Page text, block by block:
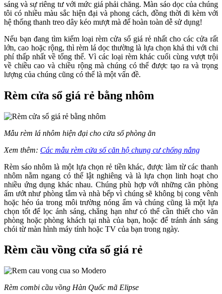
sáng và sự riêng tư với mức giá phải chăng. Màn sáo dọc của chúng
tôi có nhiều màu sắc hiện đại và phong cách, đồng thời đi kèm với
hệ thống thanh treo dây kéo mượt mà để hoàn toàn dễ sử dụng!
Nếu bạn đang tìm kiếm loại rèm cửa sổ giá rẻ nhất cho các cửa rất
lớn, cao hoặc rộng, thì rèm lá dọc thường là lựa chọn khả thi với chi
phí thấp nhất về tổng thể. Vì các loại rèm khác cuối cùng vượt trội
về chiều cao và chiều rộng mà chúng có thể được tạo ra và trọng
lượng của chúng cũng có thể là một vấn đề.
Rèm cửa sổ giá rẻ bằng nhôm
Mẫu rèm lá nhôm hiện đại cho cửa sổ phòng ăn
Xem thêm: Các mẫu rèm cửa sổ căn hộ chung cư chống nắng
Rèm sáo nhôm là một lựa chọn rẻ tiền khác, được làm từ các thanh
nhôm nằm ngang có thể lật nghiêng và là lựa chọn linh hoạt cho
nhiều ứng dụng khác nhau. Chúng phù hợp với những căn phòng
ẩm ướt như phòng tắm và nhà bếp vì chúng sẽ không bị cong vênh
hoặc héo úa trong môi trường nóng ẩm và chúng cũng là một lựa
chọn tốt để lọc ánh sáng, chẳng hạn như có thể cần thiết cho văn
phòng hoặc phòng khách tại nhà của bạn, hoặc để tránh ánh sáng
chói từ màn hình máy tính hoặc TV của bạn trong ngày.
Rèm cầu vồng cửa sổ giá rẻ
Rèm combi cầu vồng Hàn Quốc mã Elipse